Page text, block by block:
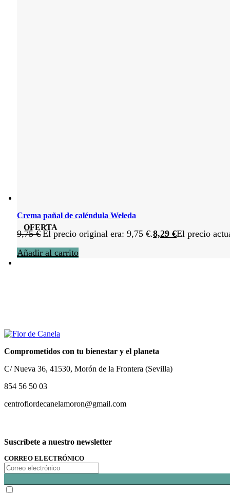
OFERTA
Crema pañal de caléndula Weleda
9,75€ El precio original era: 9,75 €.8,29 €El precio
Añadir al carrito
Comprometidos con tu bienestar y el planeta
C/ Nueva 36, 41530, Morón de la Frontera (Sevilla)
854 56 50 03
centroflordecanelamoron@gmail.com
Suscríbete a nuestro newsletter
CORREO ELECTRÓNICO